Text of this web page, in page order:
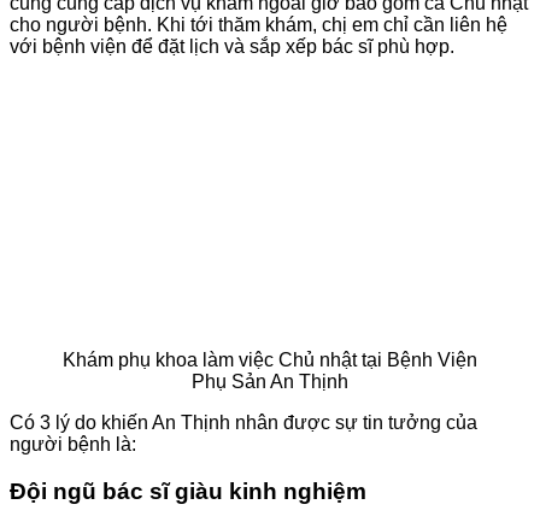
cho người bệnh. Khi tới thăm khám, chị em chỉ cần liên hệ
với bệnh viện để đặt lịch và sắp xếp bác sĩ phù hợp.
Khám phụ khoa làm việc Chủ nhật tại Bệnh Viện
Phụ Sản An Thịnh
Có 3 lý do khiến An Thịnh nhân được sự tin tưởng của
người bệnh là:
Đội ngũ bác sĩ giàu kinh nghiệm